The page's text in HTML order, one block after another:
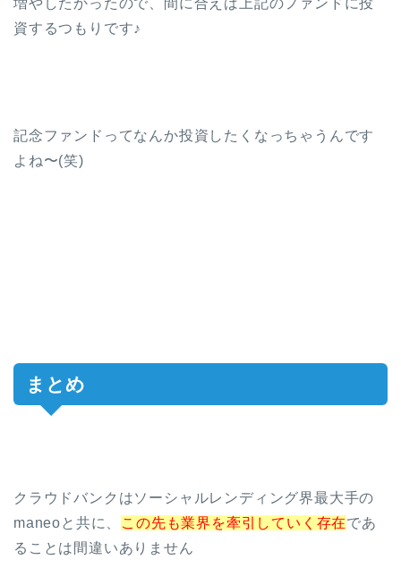
増やしたかったので、間に合えば上記のファンドに投
資するつもりです♪
記念ファンドってなんか投資したくなっちゃうんです
よね〜(笑)
まとめ
クラウドバンクはソーシャルレンディング界最大手の
maneoと共に、
この先も業界を牽引していく存在であ
ることは間違いありません